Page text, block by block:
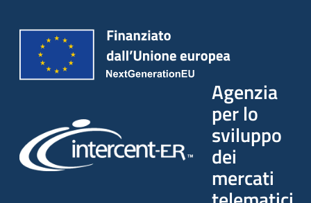
Agenzia
per lo
sviluppo
dei
mercati